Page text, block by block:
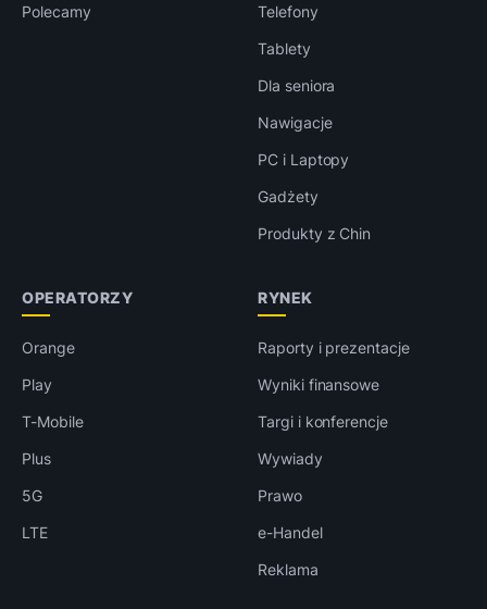
Polecamy
Telefony
Tablety
Dla seniora
Nawigacje
PC i Laptopy
Gadżety
Produkty z Chin
OPERATORZY
Orange
Play
T-Mobile
Plus
5G
LTE
RYNEK
Raporty i prezentacje
Wyniki finansowe
Targi i konferencje
Wywiady
Prawo
e-Handel
Reklama